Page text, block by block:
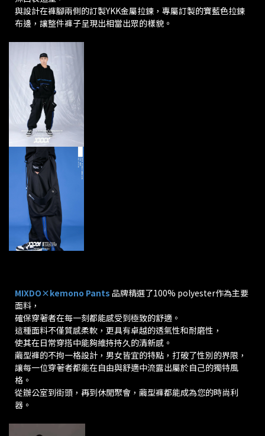
與設計在褲腳兩側的訂製YKK金屬拉鍊，專屬訂製的寶藍色拉鍊
布邊，讓整件褲子呈現出相當出眾的樣貌。
MIXDO×kemono Pants 品牌精選了100% polyester作為主要
面料，
確保穿著者在每一刻都能感受到極致的舒適。
這種面料不僅質感柔軟，更具有卓越的透氣性和耐磨性，
使其在日常穿搭中能夠維持持久的清新感。
繭型褲的不拘一格設計，男女皆宜的特點，打破了性別的界限，
讓每一位穿著者都能在自由與舒適中流露出屬於自己的獨特風
格。
從辦公室到街頭，再到休閒聚會，繭型褲都能成為您的時尚利
器。